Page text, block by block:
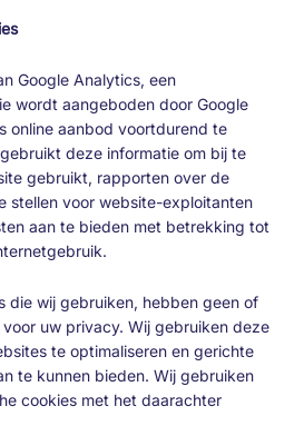
Google Analytics, een
wordt aangeboden door Google
online aanbod voortdurend te
deze informatie om bij te
gebruikt, rapporten over de
stellen voor website-exploitanten
aan te bieden met betrekking tot
die wij gebruiken, hebben geen of
uw privacy. Wij gebruiken deze
te optimaliseren en gerichte
te kunnen bieden. Wij gebruiken
cookies met het daarachter